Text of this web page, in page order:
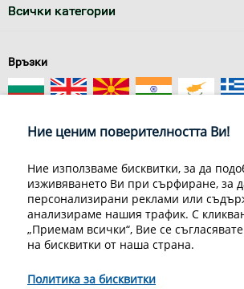
Всички категории
Връзки
За нас
Условия за
Конфиденциалност на информацията
Декларация за личните данни
Често
070070220
Ние ценим поверителността Ви!
Ние използваме бисквитки, за да
изживяването Ви при сърфиране, за
персонализирани реклами или
анализираме нашия трафик. С
„Приемам всички“, Вие се
на бисквитки от наша страна.
Политика за бисквитки